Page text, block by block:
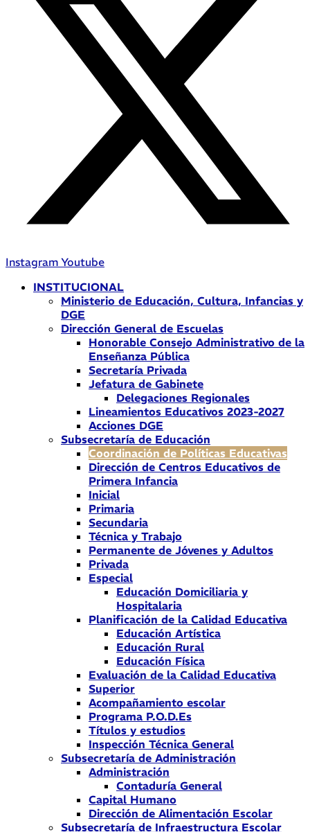
Instagram Youtube
INSTITUCIONAL
Ministerio de Educación, Cultura, Infancias y
DGE
Dirección General de Escuelas
Honorable Consejo Administrativo de la
Enseñanza Pública
Secretaría Privada
Jefatura de Gabinete
Delegaciones Regionales
Lineamientos Educativos 2023-2027
Acciones DGE
Subsecretaría de Educación
Coordinación de Políticas Educativas
Dirección de Centros Educativos de
Primera Infancia
Inicial
Primaria
Secundaria
Técnica y Trabajo
Permanente de Jóvenes y Adultos
Privada
Especial
Educación Domiciliaria y
Hospitalaria
Planificación de la Calidad Educativa
Educación Artística
Educación Rural
Educación Física
Evaluación de la Calidad Educativa
Superior
Acompañamiento escolar
Programa P.O.D.Es
Títulos y estudios
Inspección Técnica General
Subsecretaría de Administración
Administración
Contaduría General
Capital Humano
Dirección de Alimentación Escolar
Subsecretaría de Infraestructura Escolar